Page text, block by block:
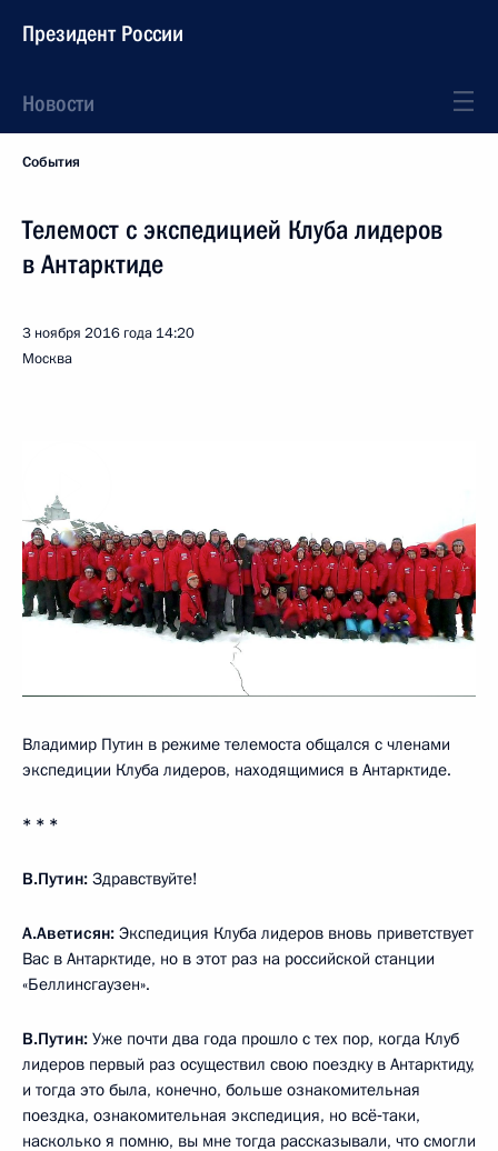
Президент России
Новости
События
Телемост с экспедицией Клуба лидеров
в Антарктиде
3 ноября 2016 года 14:20
Москва
Владимир Путин в режиме телемоста общался с членами
экспедиции Клуба лидеров, находящимися в Антарктиде.
* * *
В.Путин: Здравствуйте!
А.Аветисян: Экспедиция Клуба лидеров вновь приветствует
Вас в Антарктиде, но в этот раз на российской станции
«Беллинсгаузен».
В.Путин: Уже почти два года прошло с тех пор, когда Клуб
лидеров первый раз осуществил свою поездку в Антарктиду,
и тогда это была, конечно, больше ознакомительная
поездка, ознакомительная экспедиция, но всё‑таки,
насколько я помню, вы мне тогда рассказывали, что смогли